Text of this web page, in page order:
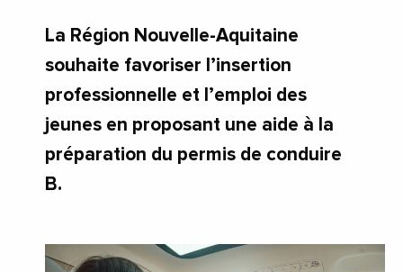
La Région Nouvelle-Aquitaine
souhaite favoriser l’insertion
professionnelle et l’emploi des
jeunes en proposant une aide à la
préparation du permis de conduire
B.